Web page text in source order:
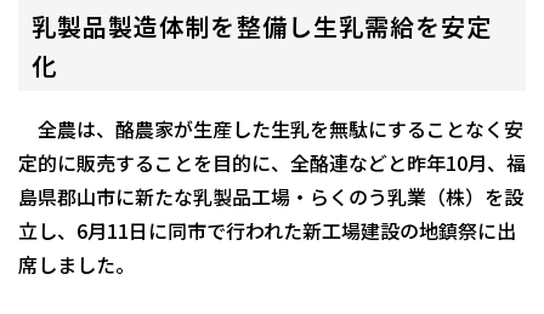
乳製品製造体制を整備し生乳需給を安定
化
全農は、酪農家が生産した生乳を無駄にすることなく安
定的に販売することを目的に、全酪連などと昨年10月、福
島県郡山市に新たな乳製品工場・らくのう乳業（株）を設
立し、6月11日に同市で行われた新工場建設の地鎮祭に出
席しました。